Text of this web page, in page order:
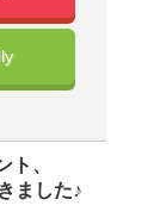
ト、
ました♪